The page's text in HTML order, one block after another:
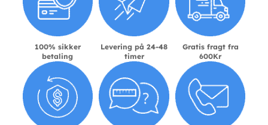
100% sikker
betaling
Levering på 24-48
timer
Gratis fragt fra
600Kr